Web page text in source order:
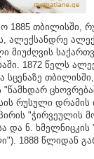
1885 თბილისში,
ალექსანდრე
მიუძღვის
1872 წელს
სცენაზე
რუსული დრამის
"ჭირვეულის
და ნ. ხმელნიცკის
1888 წლიდან